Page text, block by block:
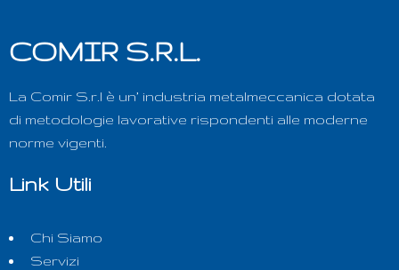
COMIR S.R.L.
La Comir S.r.l è un’ industria metalmeccanica dotata
di metodologie lavorative rispondenti alle moderne
norme vigenti.
Link Utili
Chi Siamo
Servizi